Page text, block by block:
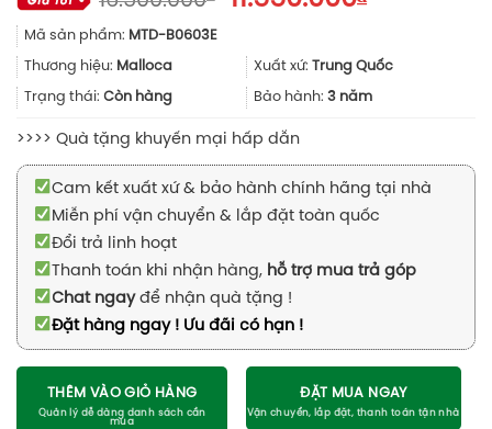
16.500.000₫.là:
Mã sản phẩm: MTD-B0603E
Thương hiệu: Malloca Xuất xứ: Trung Quốc
Trạng thái: Còn hàng Bảo hành: 3 năm
>>>> Quà tặng khuyến mại hấp dẫn
Cam kết xuất xứ & bảo hành chính hãng tại nhà
Miễn phí vận chuyển & lắp đặt toàn quốc
Đổi trả linh hoạt
Thanh toán khi nhận hàng, hỗ trợ mua trả góp
Chat ngayđể nhận quà tặng !
Đặt hàng ngay ! Ưu đãi có hạn !
THÊM VÀO GIỎ HÀNG ĐẶT MUA NGAY